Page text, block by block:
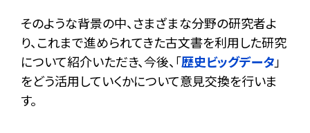
そのような背景の中、さまざまな分野の研究者よ
り、これまで進められてきた古文書を利用した研究
について紹介いただき、今後、「歴史ビッグデータ 」
をどう活用していくかについて意見交換を行いま
す。